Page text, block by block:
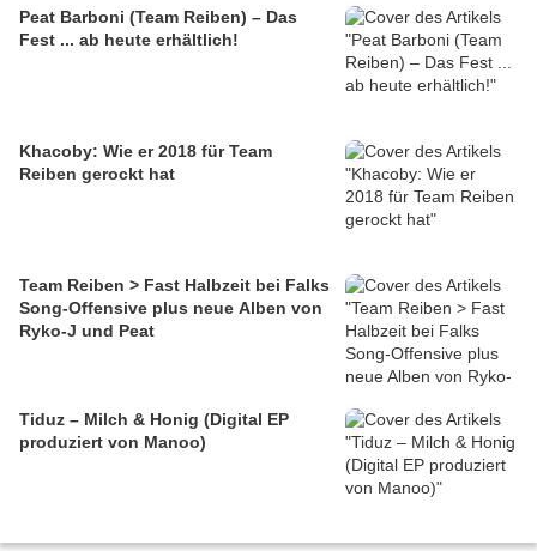
Peat Barboni (Team Reiben) – Das
Fest ... ab heute erhältlich!
Khacoby: Wie er 2018 für Team
Reiben gerockt hat
Team Reiben > Fast Halbzeit bei Falks
Song-Offensive plus neue Alben von
Ryko-J und Peat
Tiduz – Milch & Honig (Digital EP
produziert von Manoo)